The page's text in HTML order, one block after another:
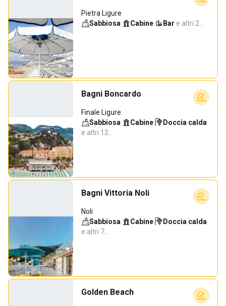
Pietra Ligure
Sabbiosa· Cabine· Bar·e altri 2…
Bagni Boncardo
Finale Ligure
Sabbiosa· Cabine· Doccia calda·
e altri 12…
Bagni Vittoria Noli
Noli
Sabbiosa· Cabine· Doccia calda·
e altri 7…
Golden Beach